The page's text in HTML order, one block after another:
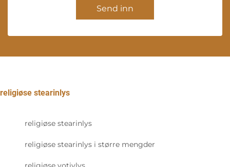
Send inn
religiøse stearinlys
religiøse stearinlys
religiøse stearinlys i større mengder